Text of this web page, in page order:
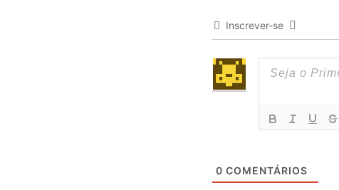
Inscrever-se
0 COMENTÁRIOS